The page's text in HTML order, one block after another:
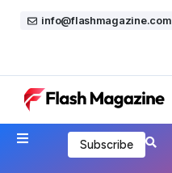
info@flashmagazine.com
Subscribe